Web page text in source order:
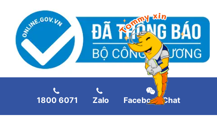
1800 6071
Zalo Facebook Chat